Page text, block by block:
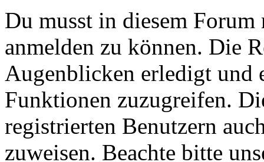
Du musst in diesem
anmelden zu können. Die
Augenblicken erledigt und
Funktionen zuzugreifen.
registrierten Benutzern
zuweisen. Beachte bitte